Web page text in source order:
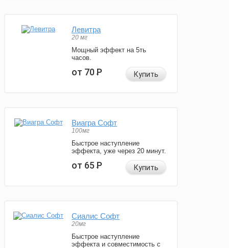
Левитра
20 мг
Мощный эффект на 5ть
часов.
от 70Р Купить
Виагра Софт
100мг
Быстрое наступление
эффекта, уже через 20 минут.
от 65Р Купить
Сиалис Софт
20мг
Быстрое наступление
эффекта и совместимость с